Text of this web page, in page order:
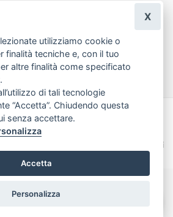
Realizzazione Siti ecommerce per Fioristi
Termini e Condizioni
utilizziamo cookie o
finalità tecniche e, con il tuo
altre finalità come specificato
.
di tali tecnologie
“Accetta”. Chiudendo questa
senza accettare.
Accetta
Personalizza
X